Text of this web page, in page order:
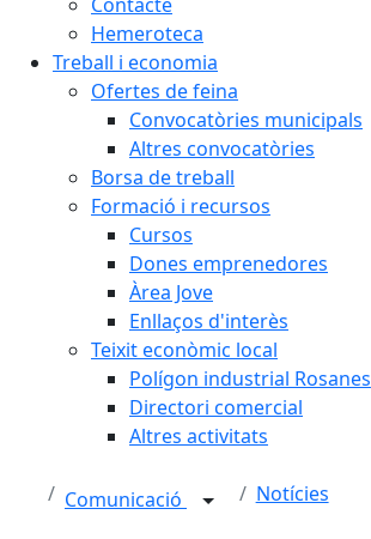
Hemeroteca
Treball i economia
Ofertes de feina
Convocatòries municipals
Altres convocatòries
Borsa de treball
Formació i recursos
Cursos
Dones emprenedores
Àrea Jove
Enllaços d'interès
Teixit econòmic local
Polígon industrial Rosanes
Directori comercial
Altres activitats
Comunicació Notícies